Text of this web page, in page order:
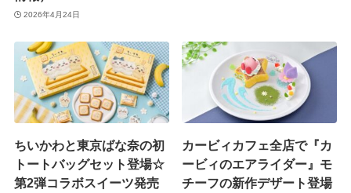
2026年4月24日
ちいかわと東京ばな奈の初
トートバッグセット登場☆
第2弾コラボスイーツ発売
カービィカフェ全店で『カ
ービィのエアライダー』モ
チーフの新作デザート登場